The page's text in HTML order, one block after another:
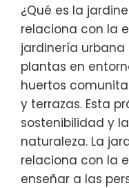
¿Qué es la
relaciona con la
jardinería
plantas en
huertos
y terrazas. Esta
sostenibilidad y
naturaleza. La
relaciona con la
enseñar a las